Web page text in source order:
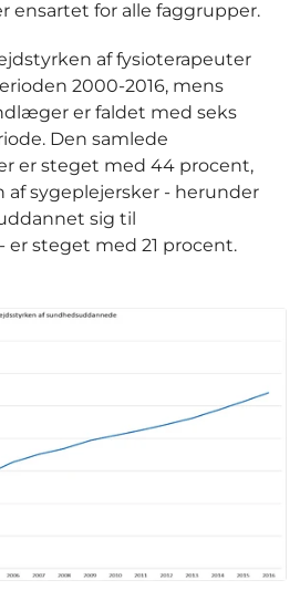
ensartet for alle faggrupper.
af fysioterapeuter
2000-2016, mens
er faldet med seks
Den samlede
er steget med 44 procent,
af sygeplejersker - herunder
sig til
er steget med 21 procent.